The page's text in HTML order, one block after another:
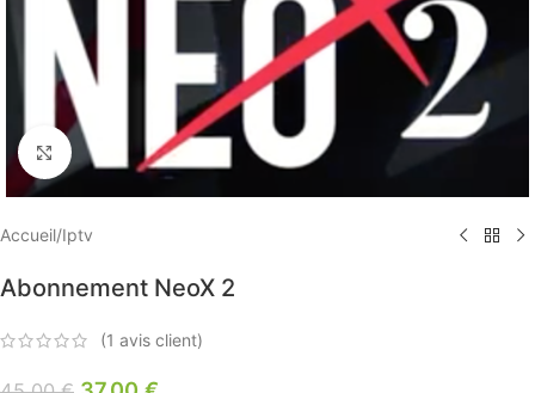
Click to enlarge
Accueil/Iptv
Abonnement NeoX 2
(1 avis client)